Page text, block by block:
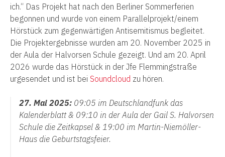
ich.“ Das Projekt hat nach den Berliner Sommerferien
begonnen und wurde von einem Parallelprojekt/einem
Hörstück zum gegenwärtigen Antisemitismus begleitet.
Die Projektergebnisse wurden am 20. November 2025 in
der Aula der Halvorsen Schule gezeigt. Und am 20. April
2026 wurde das Hörstück in der Jfe Flemmingstraße
urgesendet und ist bei Soundcloud zu hören.
27. Mai 2025: 09:05 im Deutschlandfunk das
Kalenderblatt & 09:10 in der Aula der Gail S. Halvorsen
Schule die Zeitkapsel & 19:00 im Martin-Niemöller-
Haus die Geburtstagsfeier.